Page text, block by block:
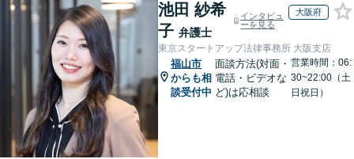
池田 紗希
子 弁護士
インタビュ
ーを見る
大阪府
東京スタートアップ法律事務所 大阪支店
福山市
からも相
談受付中
面談方法(対面・
電話・ビデオな
ど)は応相談
営業時間：06:
30~22:00（土
日祝日）